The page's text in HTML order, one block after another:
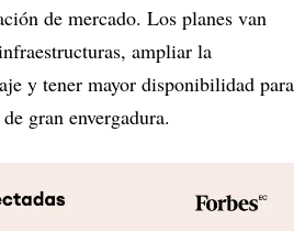
de mercado. Los planes van
ampliar la
y tener mayor disponibilidad para
gran envergadura.